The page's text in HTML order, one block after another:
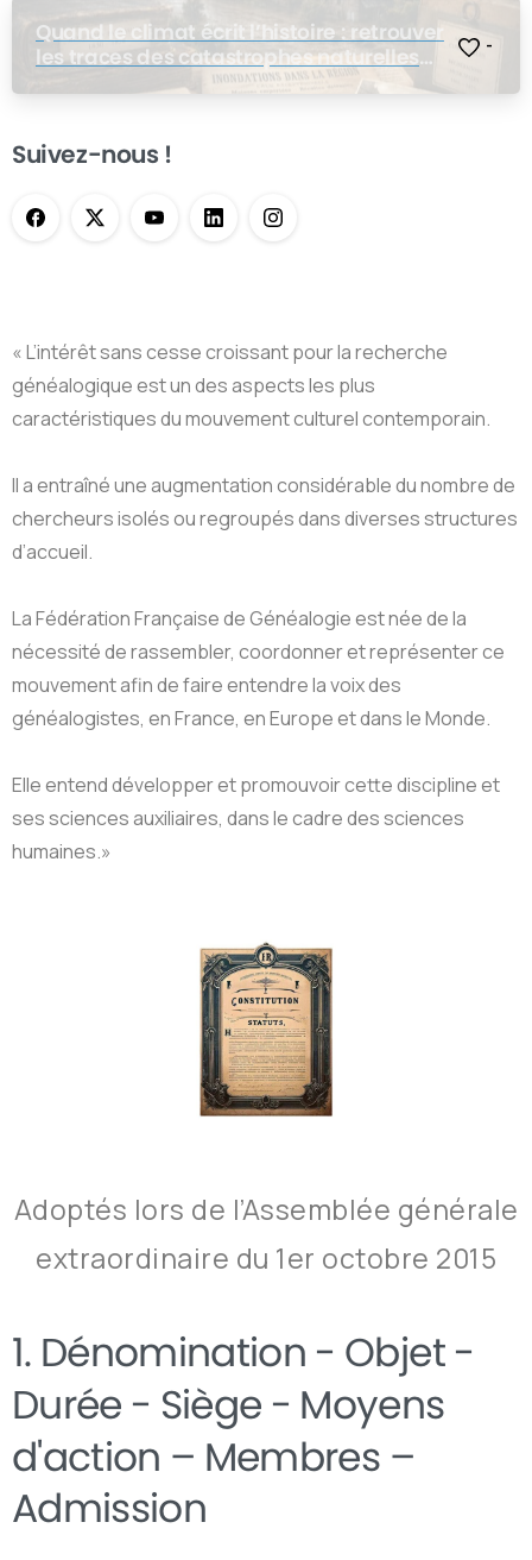
Quand le climat écrit l’histoire : retrouver
les traces des catastrophes naturelles
dans les archives de nos ancêtres
-
Suivez-nous !
« L’intérêt sans cesse croissant pour la recherche
généalogique est un des aspects les plus
caractéristiques du mouvement culturel contemporain.
Il a entraîné une augmentation considérable du nombre de
chercheurs isolés ou regroupés dans diverses structures
d’accueil.
La Fédération Française de Généalogie est née de la
nécessité de rassembler, coordonner et représenter ce
mouvement afin de faire entendre la voix des
généalogistes, en France, en Europe et dans le Monde.
Elle entend développer et promouvoir cette discipline et
ses sciences auxiliaires, dans le cadre des sciences
humaines.»
Adoptés lors de l’Assemblée générale
extraordinaire du 1er octobre 2015
1. Dénomination - Objet-
Durée - Siège - Moyens
d'action – Membres –
Admission